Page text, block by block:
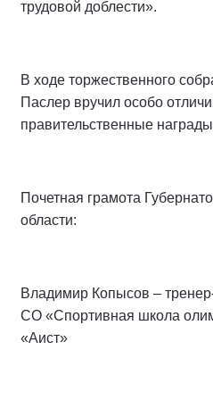
трудовой доблести».
В ходе торжественного
Паслер вручил особо
правительственные
Почетная грамота
области:
Владимир Копысов –
СО «Спортивная школа
«Аист»